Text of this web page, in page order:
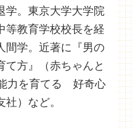
学。東京大学大学院
等教育学校校長を経
間学。近著に『男の
て方』（赤ちゃんと
力を育てる 好奇心
）など。